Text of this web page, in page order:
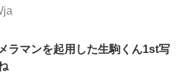
ラマンを起用した生駒くん1st写